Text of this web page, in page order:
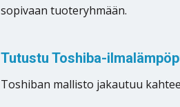
sopivaan tuoteryhmään.
Tutustu Toshiba-
Toshiban mallisto jakautuu